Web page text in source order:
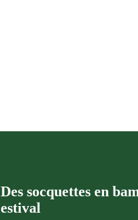
Des socquettes en
estival